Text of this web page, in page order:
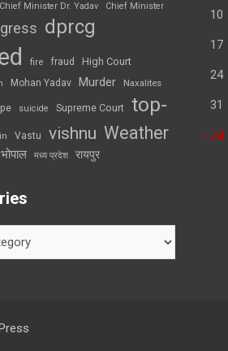
Chief Minister Dr. Yadav Chief Minister
dprcg
fire fraud High Court
Mohan Yadav Murder Naxalites
suicide Supreme Court top-
Vastu vishnu Weather
भोपाल मध्य प्रदेश रायपुर
10
17
24
31
« Jul